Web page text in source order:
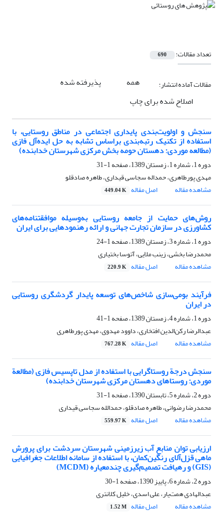
تعداد مقالات: 690
مقالات آماده انتشار: همه
پذیرفته شده
اصلاح شده برای چاپ
سنجش و اولویت‌بندی پایداری اجتماعی در مناطق روستایی، با
استفاده از تکنیک رتبه‌بندی براساس تشابه به حل ایده‌آل فازی
(مطالعه موردی: دهستان حومه بخش مرکزی شهرستان خدابنده)
دوره 1، شماره 1، زمستان 1389، صفحه
1-31
مهدی پورطاهری، حمداله سجاسی قیداری، طاهره صادقلو
مشاهده مقاله
اصل مقاله 449.04 K
روش‌های حمایت از جامعه روستایی به‌وسیله موافقتنامه‌های
کشاورزی در سازمان تجارت جهانی و ارائه رهنمودهایی برای ایران
دوره 1، شماره 3، زمستان 1389، صفحه
1-24
محمدرضا بخشی، زینب ملایی، آتوسا بختیاری
مشاهده مقاله
اصل مقاله 220.9 K
فرآیند بومی‌سازی شاخص‌های توسعه پایدار گردشگری روستایی
در ایران
دوره 1، شماره 4، زمستان 1389، صفحه
1-41
عبدالرضا رکن‌الدین افتخاری، داوود مهدوی، مهدی پورطاهری
مشاهده مقاله
اصل مقاله 767.28 K
سنجش درجة روستاگرایی با استفاده از مدل تاپسیس فازی (مطالعة
موردی: روستاهای دهستان مرکزی شهرستان خدابنده)
دوره 2، شماره 5، تابستان 1390، صفحه
1-31
محمدرضا رضوانی، طاهره صادقلو، حمدالله سجاسی قیداری
مشاهده مقاله
اصل مقاله 559.97 K
ارزیابی توان منابع آب زیرزمینی شهرستان سردشت برای پرورش
ماهی قزل‌آلای رنگین‌کمان، با استفاده از سامانه‌ اطلاعات جغرافیایی
(GIS) و رهیافت تصمیم‌گیری چندمعیاره (MCDM)
دوره 2، شماره 6، پاییز 1390، صفحه
1-30
عبدالهادی همت‌یار، علی اسدی، خلیل کلانتری
مشاهده مقاله
اصل مقاله 1.52 M